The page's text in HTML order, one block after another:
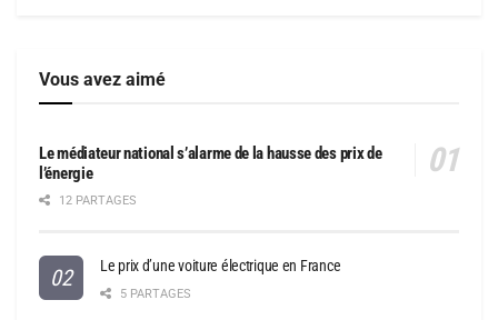
Vous avez aimé
Le médiateur national s’alarme de la hausse des prix de
l’énergie
12 PARTAGES
Le prix d’une voiture électrique en France
5 PARTAGES